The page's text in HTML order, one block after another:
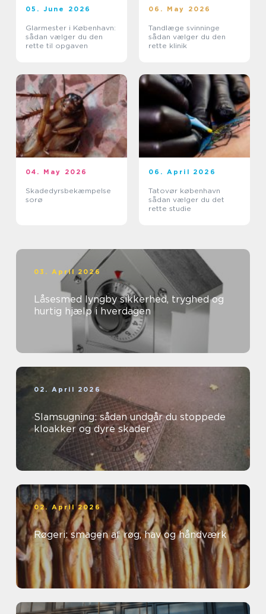
05. June 2026
Glarmester i København:
sådan vælger du den
rette til opgaven
06. May 2026
Tandlæge svinninge
sådan vælger du den
rette klinik
04. May 2026
Skadedyrsbekæmpelse
sorø
06. April 2026
Tatovør københavn
sådan vælger du det
rette studie
03. April 2026
Låsesmed lyngby sikkerhed, tryghed og
hurtig hjælp i hverdagen
02. April 2026
Slamsugning: sådan undgår du stoppede
kloakker og dyre skader
02. April 2026
Røgeri: smagen af røg, hav og håndværk